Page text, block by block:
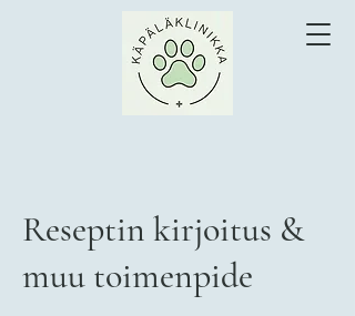
Reseptin kirjoitus &
muu toimenpide